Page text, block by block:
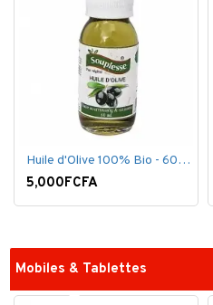
Huile d'Olive 100% Bio - 60 ml
5,000FCFA
Mobiles & Tablettes